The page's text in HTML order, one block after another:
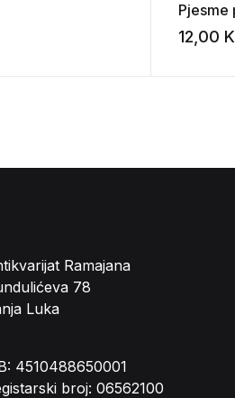
Add to wishlist
Pjesme
12,00
Ramajana
78
Luka
4510488650001
broj: 06562100